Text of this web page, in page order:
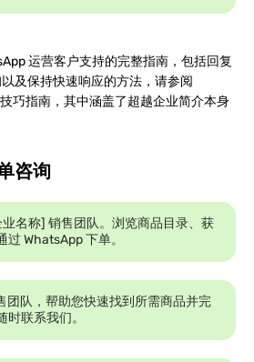
运营客户支持的完整指南，包括回复
及保持快速响应的方法，请参阅
巧指南，其中涵盖了超越企业简介本身
咨询
名称] 销售团队。浏览商品目录、获
WhatsApp 下单。
团队，帮助您快速找到所需商品并完
时联系我们。